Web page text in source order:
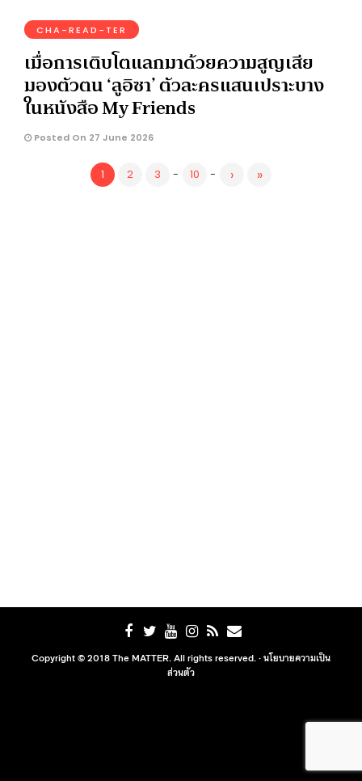
CHA-READ-TER
เมื่อการเติบโตแลกมาด้วยความสูญเสีย
มองตัวตน ‘ลูอิซา’ ตัวละครแสนเปราะบาง
ในหนังสือ My Friends
Posted On 27 June 2026
1 2 3 - 10 - › »
Copyright © 2018 The MATTER. All rights reserved. ·นโยบายความเป็น
ส่วนตัว